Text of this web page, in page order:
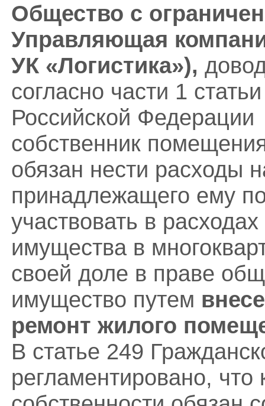
Общество с
Управляющая
УК «Логистика»),
согласно части 1
Российской
собственник
обязан нести расходы
принадлежащего ему
участвовать в
имущества в
своей доле в праве
имущество путем
ремонт жилого
В статье 249
регламентировано,